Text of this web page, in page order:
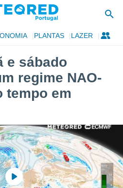
PLANTAS LAZER
e sábado
regime NAO-
tempo em